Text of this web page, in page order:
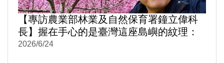
【專訪農業部林業及自然保育署鐘立偉科
長】握在手心的是臺灣這座島嶼的紋理：
《阡陌之森》從月曆到米蠟筆
2026/6/24